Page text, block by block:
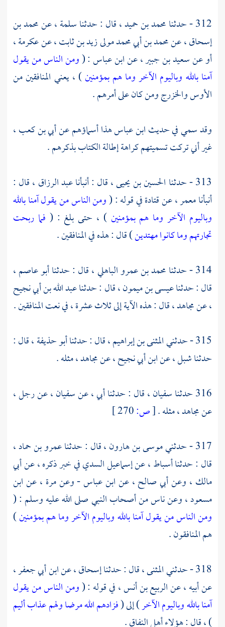
312 - حدثنا
محمد بن حميد ،قال : حدثناسلمة، عنمحمد بن
إسحاق، عنمحمد بن أبي محمد مولى زيد بن ثابت، عنعكرمة ،
أو عنسعيد بن جبير، عنابن عباس: (ومن الناس من يقول
آمنا بالله وباليوم الآخر وما هم بمؤمنين) ، يعني المنافقين من
الأوس والخزرج ومن كان على أمرهم .
وقد سمي في حديثابن عباسهذا أسماؤهم عنأبي بن كعب،
غير أني تركت تسميتهم كراهة إطالة الكتاب بذكرهم .
313 - حدثنا
الحسين بن يحيى، قال : أنبأناعبد الرزاق ،قال :
أنبأنامعمر، عنقتادةفي قوله : (ومن الناس من يقول آمنا بالله
وباليوم الآخر وما هم بمؤمنين) ، حتى بلغ : ( فما ربحت
تجارتهم وما كانوا مهتدين) قال : هذه في المنافقين .
314 - حدثنا
محمد بن عمرو الباهلي، قال : حدثناأبو عاصم،
قال : حدثناعيسى بن ميمون، قال : حدثناعبد الله بن أبي نجيح
،عنمجاهد، قال : هذه الآية إلى ثلاث عشرة ، في نعت المنافقين .
315 - حدثني
المثنى بن إبراهيم، قال : حدثناأبو حذيفة، قال :
حدثناشبل، عنابن أبي نجيح، عنمجاهد ،مثله .
316 حدثنا
سفيان، قال : حدثنا أبي ، عنسفيان، عن رجل ،
عنمجاهد ،مثله .[ص:
317 - حدثني
موسى بن هارون، قال : حدثناعمرو بن حماد،
قال : حدثناأسباط ،عنإسماعيل السديفي خبر ذكره ، عنأبي
مالك ، وعنأبي صالح ،عنابن عباس- وعنمرة ، عنابن
مسعود، وعن ناس من أصحاب النبي صلى الله عليه وسلم : (
ومن الناس من يقول آمنا بالله وباليوم الآخر وما هم بمؤمنين)
هم المنافقون .
318 - حدثني
المثنى، قال : حدثناإسحاق ،عنابن أبي جعفر،
عن أبيه ، عنالربيع بن أنس ،في قوله : (ومن الناس من يقول
آمنا بالله وباليوم الآخر) إلى (فزادهم الله مرضا ولهم عذاب أليم
) ، قال : هؤلاء أهل النفاق .